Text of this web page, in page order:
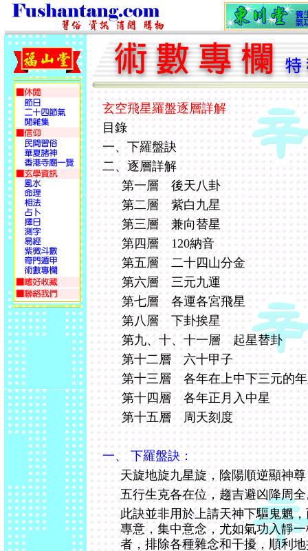
玄空飛星羅盤逐層詳解
目錄
一、下羅盤訣
二、逐層詳解
第一層 後天八卦
第二層 紫白九星
第三層 兼向替星
第四層 120納音
第五層 二十四山分金
第六層 三元九運
第七層 各運各宮飛星
第八層 下卦挨星
第九、十、十一層 起星替卦
第十二層 六十甲子
第十三層 各年在上中下三元的
第十四層 各年正月入中星
第十五層 周天刻度
一、 下羅盤訣：
天旋地旋九星旋，陰陽順逆顯神
五行生克各在位，趨吉避凶降周
此訣並非用於上請天神下驅鬼魍
專意，集中意念，尤如氣功入靜
者，排除各種雜念和干擾，順利